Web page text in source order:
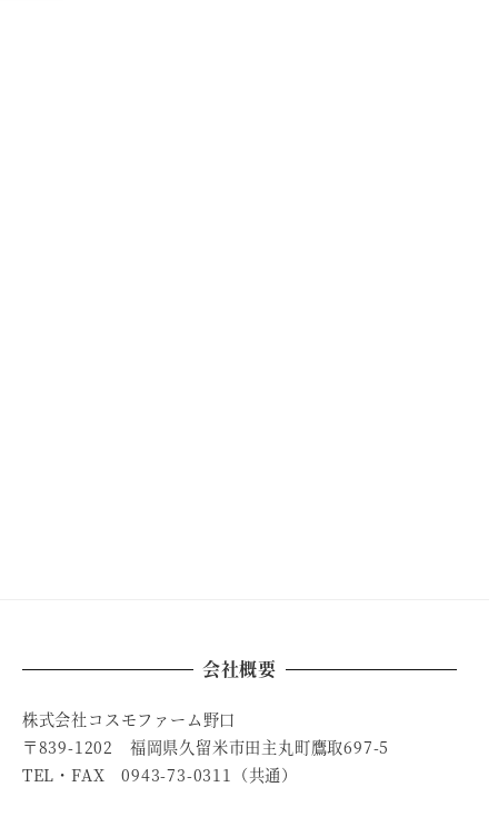
会社概要
株式会社コスモファーム野口
〒839-1202 福岡県久留米市田主丸町鷹取697-5
TEL・FAX 0943-73-0311（共通）